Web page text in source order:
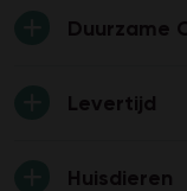
Duurzame
Levertijd
Huisdieren